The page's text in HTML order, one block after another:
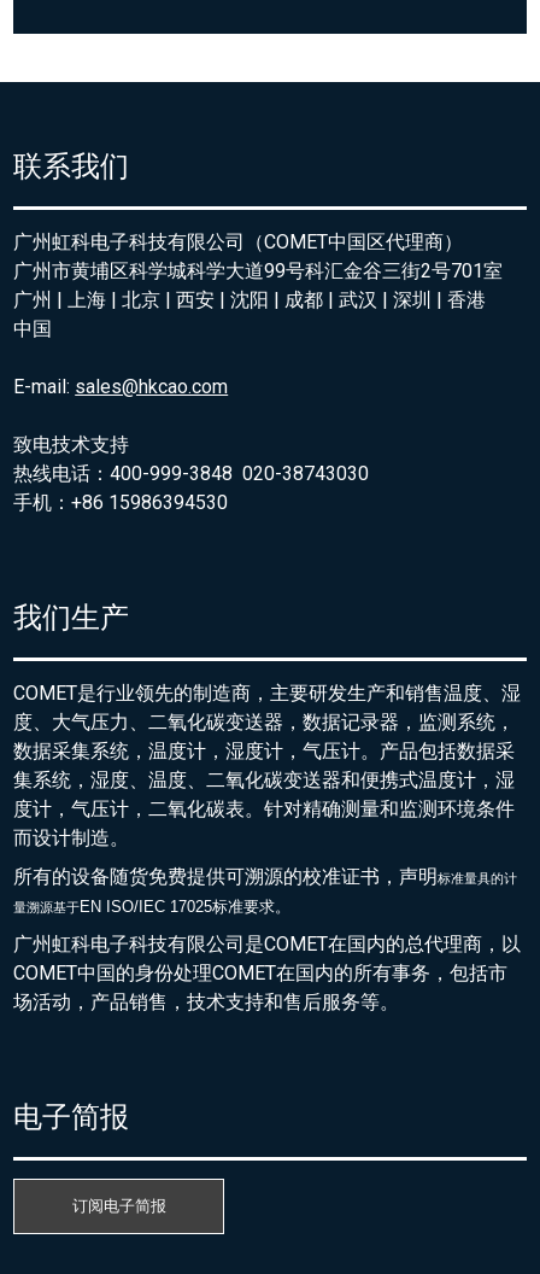
联系我们
广州虹科电子科技有限公司（COMET中国区代理商）
广州市黄埔区科学城科学大道99号科汇金谷三街2号701室
广州 | 上海 | 北京 | 西安 | 沈阳 | 成都 | 武汉 | 深圳 | 香港
中国
E-mail: sales@hkcao.com
致电技术支持
热线电话：400-999-3848 020-38743030
手机：+86 15986394530
我们生产
COMET是行业领先的制造商，主要研发生产和销售温度、湿
度、大气压力、二氧化碳变送器，数据记录器，监测系统，
数据采集系统，温度计，湿度计，气压计。产品包括数据采
集系统，湿度、温度、二氧化碳变送器和便携式温度计，湿
度计，气压计，二氧化碳表。针对精确测量和监测环境条件
而设计制造。
所有的设备随货免费提供可溯源的校准证书，声明标准量具的计
量溯源基于EN ISO/IEC 17025标准要求。
广州虹科电子科技有限公司是COMET在国内的总代理商，以
COMET中国的身份处理COMET在国内的所有事务，包括市
场活动，产品销售，技术支持和售后服务等。
电子简报
订阅电子简报